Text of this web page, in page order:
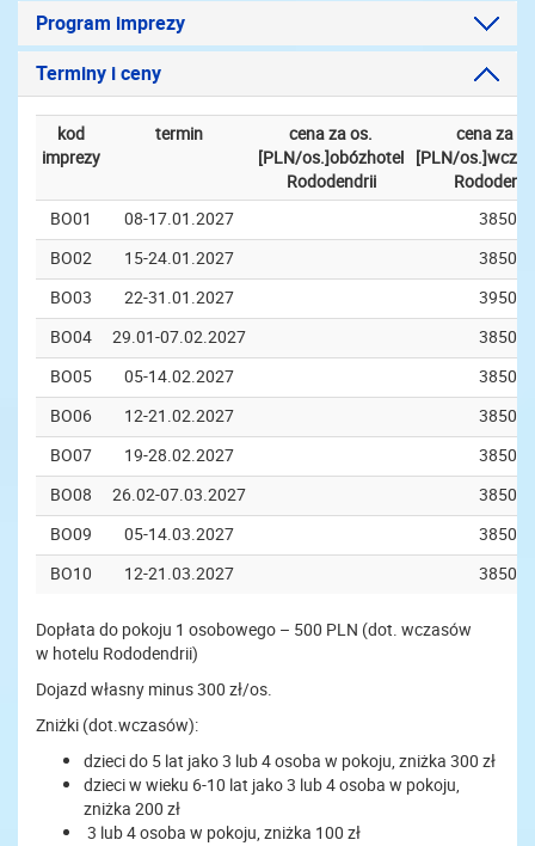
Program imprezy
Terminy i ceny
kod
imprezy
termin
cena za os.
[PLN/os.]obózhotel
Rododendrii
cena za
[PLN/
BO01
08-17.01.2027
3850
BO02
15-24.01.2027
3850
BO03
22-31.01.2027
3950
BO04
29.01-07.02.2027
3850
BO05
05-14.02.2027
3850
BO06
12-21.02.2027
3850
BO07
19-28.02.2027
3850
BO08
26.02-07.03.2027
3850
BO09
05-14.03.2027
3850
BO10
12-21.03.2027 3850
Dopłata do pokoju 1 osobowego – 500 PLN (dot. wczasów
w hotelu Rododendrii)
Dojazd własny minus 300 zł/os.
Zniżki (dot.wczasów):
dzieci do 5 lat jako 3 lub 4 osoba w pokoju, zniżka 300 zł
dzieci w wieku 6-10 lat jako 3 lub 4 osoba w pokoju,
zniżka 200 zł
3 lub 4 osoba w pokoju, zniżka 100 zł